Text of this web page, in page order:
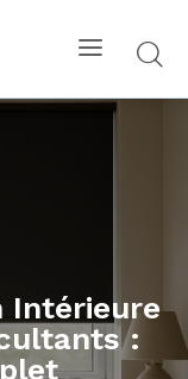
Intérieure
: